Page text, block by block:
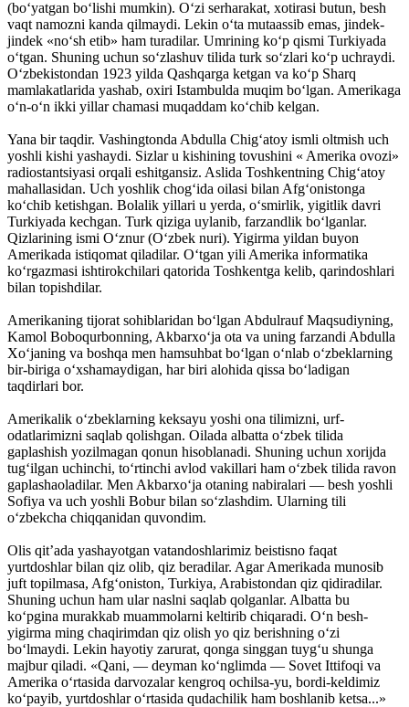
(bo‘yatgan bo‘lishi mumkin). O‘zi serharakat, xotirasi butun, besh
vaqt namozni kanda qilmaydi. Lekin o‘ta mutaassib emas, jindek-
jindek «no‘sh etib» ham turadilar. Umrining ko‘p qismi Turkiyada
o‘tgan. Shuning uchun so‘zlashuv tilida turk so‘zlari ko‘p uchraydi.
O‘zbekistondan 1923 yilda Qashqarga ketgan va ko‘p Sharq
mamlakatlarida yashab, oxiri Istambulda muqim bo‘lgan. Amerikaga
o‘n-o‘n ikki yillar chamasi muqaddam ko‘chib kelgan.
Yana bir taqdir. Vashingtonda Abdulla Chig‘atoy ismli oltmish uch
yoshli kishi yashaydi. Sizlar u kishining tovushini « Amerika ovozi»
radiostantsiyasi orqali eshitgansiz. Aslida Toshkentning Chig‘atoy
mahallasidan. Uch yoshlik chog‘ida oilasi bilan Afg‘onistonga
ko‘chib ketishgan. Bolalik yillari u yerda, o‘smirlik, yigitlik davri
Turkiyada kechgan. Turk qiziga uylanib, farzandlik bo‘lganlar.
Qizlarining ismi O‘znur (O‘zbek nuri). Yigirma yildan buyon
Amerikada istiqomat qiladilar. O‘tgan yili Amerika informatika
ko‘rgazmasi ishtirokchilari qatorida Toshkentga kelib, qarindoshlari
bilan topishdilar.
Amerikaning tijorat sohiblaridan bo‘lgan Abdulrauf Maqsudiyning,
Kamol Boboqurbonning, Akbarxo‘ja ota va uning farzandi Abdulla
Xo‘janing va boshqa men hamsuhbat bo‘lgan o‘nlab o‘zbeklarning
bir-biriga o‘xshamaydigan, har biri alohida qissa bo‘ladigan
taqdirlari bor.
Amerikalik o‘zbeklarning keksayu yoshi ona tilimizni, urf-
odatlarimizni saqlab qolishgan. Oilada albatta o‘zbek tilida
gaplashish yozilmagan qonun hisoblanadi. Shuning uchun xorijda
tug‘ilgan uchinchi, to‘rtinchi avlod vakillari ham o‘zbek tilida ravon
gaplashaoladilar. Men Akbarxo‘ja otaning nabiralari — besh yoshli
Sofiya va uch yoshli Bobur bilan so‘zlashdim. Ularning tili
o‘zbekcha chiqqanidan quvondim.
Olis qit’ada yashayotgan vatandoshlarimiz beistisno faqat
yurtdoshlar bilan qiz olib, qiz beradilar. Agar Amerikada munosib
juft topilmasa, Afg‘oniston, Turkiya, Arabistondan qiz qidiradilar.
Shuning uchun ham ular naslni saqlab qolganlar. Albatta bu
ko‘pgina murakkab muammolarni keltirib chiqaradi. O‘n besh-
yigirma ming chaqirimdan qiz olish yo qiz berishning o‘zi
bo‘lmaydi. Lekin hayotiy zarurat, qonga singgan tuyg‘u shunga
majbur qiladi. «Qani, — deyman ko‘nglimda — Sovet Ittifoqi va
Amerika o‘rtasida darvozalar kengroq ochilsa-yu, bordi-keldimiz
ko‘payib, yurtdoshlar o‘rtasida qudachilik ham boshlanib ketsa...»